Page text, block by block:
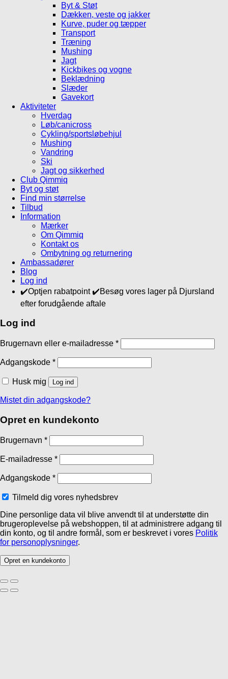
Byt & Støt
Dækken, veste og jakker
Kurve, puder og tæpper
Transport
Træning
Mushing
Jagt
Kickbikes og vogne
Beklædning
Slæder
Gavekort
Aktiviteter
Hverdag
Løb/canicross
Cykling/sportsløbehjul
Mushing
Vandring
Ski
Jagt og sikkerhed
Club Qimmiq
Byt og støt
Find min størrelse
Tilbud
Information
Mærker
Om Qimmiq
Kontakt os
Ombytning og returnering
Ambassadører
Blog
Log ind
✔️Optjen rabatpoint ✔️Besøg vores lager på Djursland
efter forudgående aftale
Log ind
Brugernavn eller e-mailadresse *
Adgangskode *
Husk mig Log ind
Mistet din adgangskode?
Opret en kundekonto
Brugernavn *
E-mailadresse *
Adgangskode *
Tilmeld dig vores nyhedsbrev
Dine personlige data vil blive anvendt til at understøtte din
brugeroplevelse på webshoppen, til at administrere adgang til
din konto, og til andre formål, som er beskrevet i vores Politik
for personoplysninger.
Opret en kundekonto